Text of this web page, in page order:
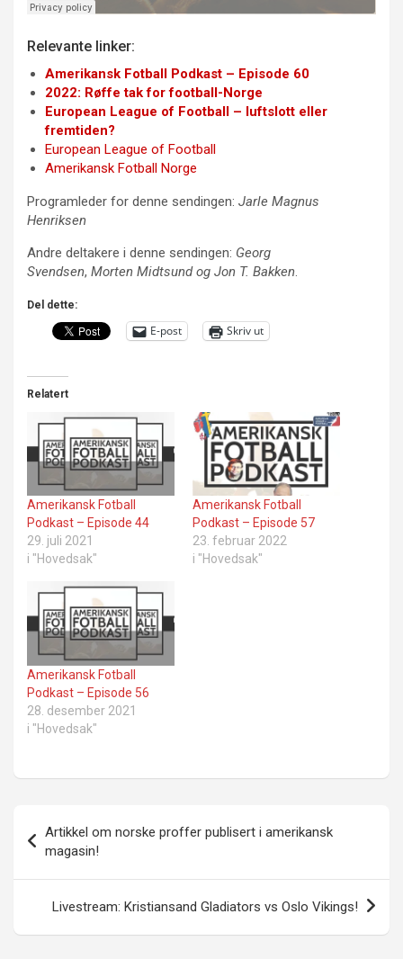
Relevante linker:
Amerikansk Fotball Podkast – Episode 60
2022: Røffe tak for football-Norge
European League of Football – luftslott eller
fremtiden?
European League of Football
Amerikansk Fotball Norge
Programleder for denne sendingen: Jarle Magnus
Henriksen
Andre deltakere i denne sendingen: Georg
Svendsen, Morten Midtsund og Jon T. Bakken
Del dette:
E-post Skriv ut
Relatert
Amerikansk Fotball
Podkast – Episode 44
29. juli 2021
i "Hovedsak"
Amerikansk Fotball
Podkast – Episode 57
23. februar 2022
i "Hovedsak"
Amerikansk Fotball
Podkast – Episode 56
28. desember 2021
i "Hovedsak"
Artikkel om norske proffer publisert i amerikansk
magasin!
Livestream: Kristiansand Gladiators vs Oslo Vikings!